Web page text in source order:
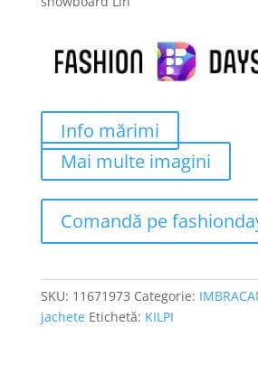
Info mărimi
Mai multe imagini
Comandă pe
SKU: 11671973 Categorie:
jachete Etichetă: KILPI